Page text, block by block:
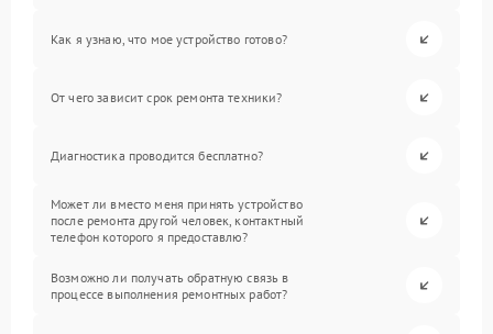
Как я узнаю, что мое устройство готово?
От чего зависит срок ремонта техники?
Диагностика проводится бесплатно?
Может ли вместо меня принять устройство
после ремонта другой человек, контактный
телефон которого я предоставлю?
Возможно ли получать обратную связь в
процессе выполнения ремонтных работ?